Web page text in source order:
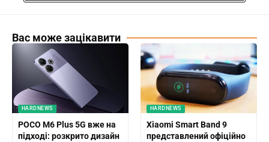
Вас може зацікавити
HARDNEWS
POCO M6 Plus 5G вже на
підході: розкрито дизайн
HARDNEWS
Xiaomi Smart Band 9
представлений офіційно